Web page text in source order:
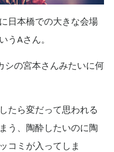
日本橋での大きな会場
うAさん。
シの宮本さんみたいに何
たら変だって思われる
う、陶酔したいのに陶
コミが入ってしま